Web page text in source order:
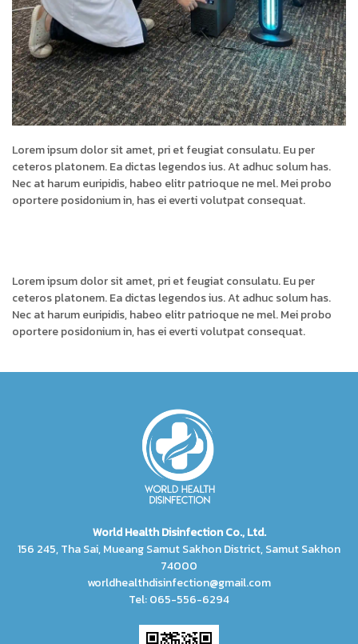
Lorem ipsum dolor sit amet, pri et feugiat consulatu. Eu per
ceteros platonem. Ea dictas legendos ius. At adhuc solum has.
Nec at harum euripidis, habeo elitr patrioque ne mel. Mei probo
oportere posidonium in, has ei everti volutpat consequat.
Lorem ipsum dolor sit amet, pri et feugiat consulatu. Eu per
ceteros platonem. Ea dictas legendos ius. At adhuc solum has.
Nec at harum euripidis, habeo elitr patrioque ne mel. Mei probo
oportere posidonium in, has ei everti volutpat consequat.
World Health Disinfection Co., Ltd.
156 245, Tha Sai, Mueang Samut Sakhon District, Samut Sakhon
74000
worldhealthdisinfection@gmail.com
Tel: 065-556-6294